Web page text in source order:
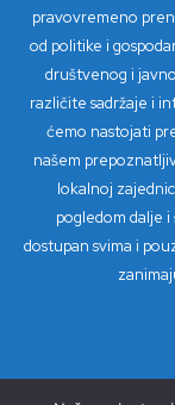
pravovremeno
od politike i
društvenog i
različite sadržaje i
ćemo nastojati
našem
lokalnoj
pogledom dalje
dostupan svima i